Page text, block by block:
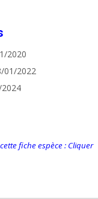
2020
01/2022
fiche espèce : Cliquer